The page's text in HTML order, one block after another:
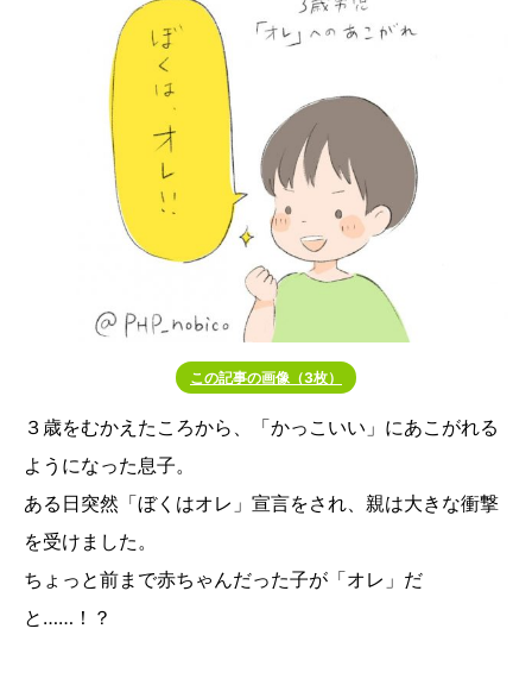
この記事の画像（3枚）
３歳をむかえたころから、「かっこいい」にあこがれる
ようになった息子。
ある日突然「ぼくはオレ」宣言をされ、親は大きな衝撃
を受けました。
ちょっと前まで赤ちゃんだった子が「オレ」だ
と……！？